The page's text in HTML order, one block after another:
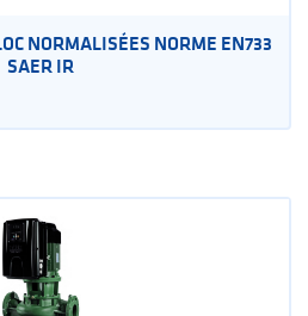
NORMALISÉES NORME EN733
SAER IR